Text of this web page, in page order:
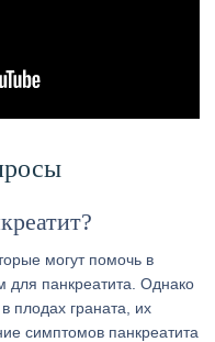
могут помочь в
для панкреатита. Однако
плодах граната, их
симптомов панкреатита